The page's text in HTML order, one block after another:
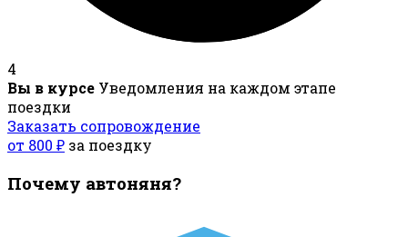
4
Вы в курсе Уведомления на каждом этапе
поездки
Заказать сопровождение
от 800 ₽ за поездку
Почему автоняня?